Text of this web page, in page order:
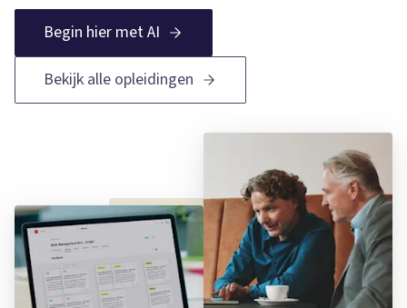
Begin hier met AI
Bekijk alle opleidingen